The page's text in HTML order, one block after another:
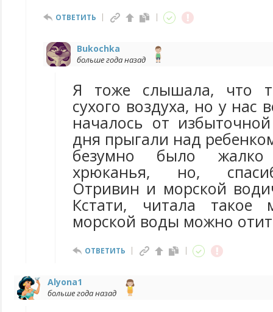
ОТВЕТИТЬ
Bukochka
больше года назад
Я тоже слышала, что
сухого воздуха, но у нас
началось от
дня прыгали над
безумно было
хрюканья, но,
Отривин и морской
Кстати, читала такое
морской воды можно
ОТВЕТИТЬ
Alyona1
больше года назад